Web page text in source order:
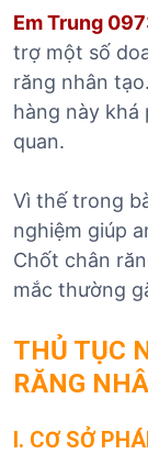
Em Trung
trợ một số
răng nhân
hàng này khá
quan.
Vì thế trong
nghiệm giúp
Chốt chân
mắc thường
THỦ TỤC
RĂNG
I. CƠ SỞ